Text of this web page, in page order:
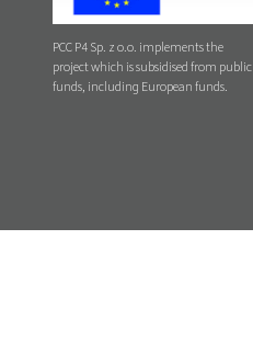
PCC P4 Sp. z o.o. implements the
project which is subsidised from public
funds, including European funds.